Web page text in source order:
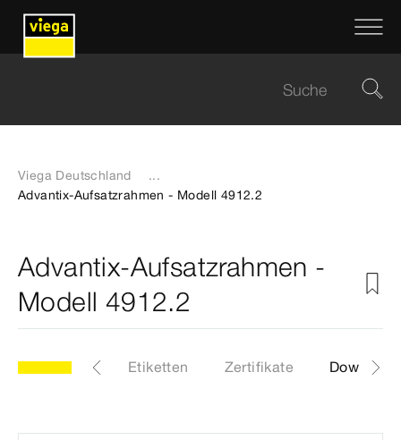
Viega Deutschland
...
Advantix-Aufsatzrahmen - Modell 4912.2
Advantix-Aufsatzrahmen -
Modell 4912.2
Artikel Etiketten Zertifikate